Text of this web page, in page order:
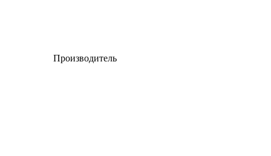
Производитель